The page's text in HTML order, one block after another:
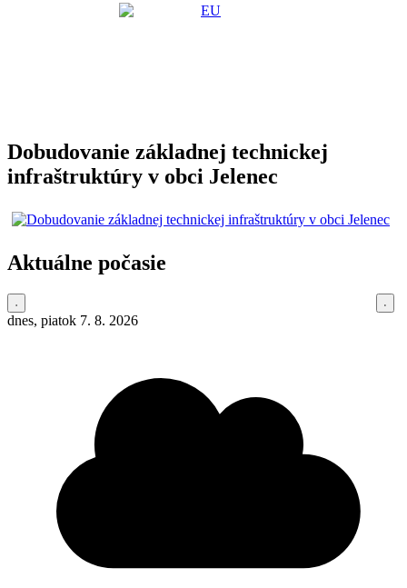
Dobudovanie základnej technickej
infraštruktúry v obci Jelenec
Aktuálne počasie
dnes, piatok 7. 8. 2026